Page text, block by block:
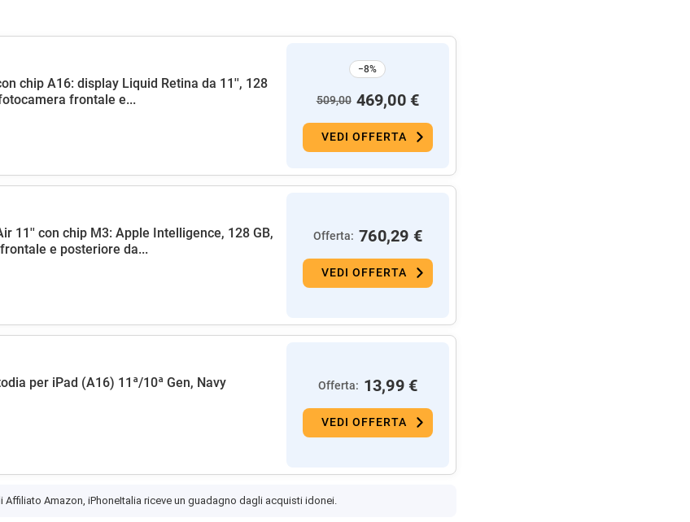
chip A16: display Liquid Retina da 11'', 128
frontale e...
−8%
509,00 469,00 €
VEDI OFFERTA
11'' con chip M3: Apple Intelligence, 128 GB,
e posteriore da...
Offerta: 760,29 €
VEDI OFFERTA
per iPad (A16) 11ª/10ª Gen, Navy Offerta: 13,99 €
VEDI OFFERTA
Affiliato Amazon, iPhoneItalia riceve un guadagno dagli acquisti idonei.